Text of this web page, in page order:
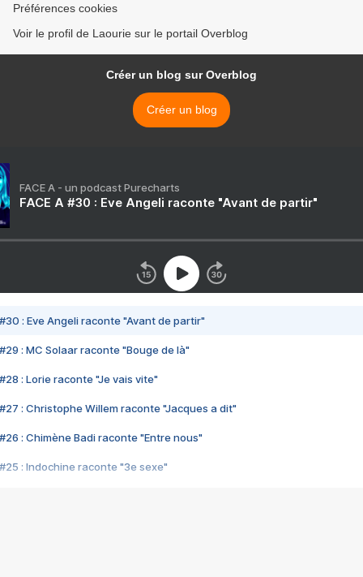
Préférences cookies
Voir le profil de Laourie sur le portail Overblog
Créer un blog sur Overblog
Créer un blog
FACE A - un podcast Purecharts
FACE A #30 : Eve Angeli raconte "Avant de partir"
#30 : Eve Angeli raconte "Avant de partir"
#29 : MC Solaar raconte "Bouge de là"
#28 : Lorie raconte "Je vais vite"
#27 : Christophe Willem raconte "Jacques a dit"
#26 : Chimène Badi raconte "Entre nous"
#25 : Indochine raconte "3e sexe"